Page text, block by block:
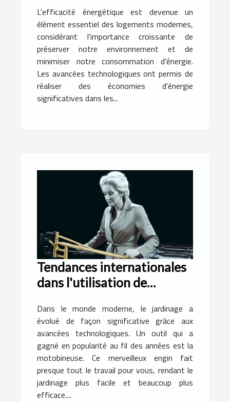
L'efficacité énergétique est devenue un
élément essentiel des logements modernes,
considérant l'importance croissante de
préserver notre environnement et de
minimiser notre consommation d'énergie.
Les avancées technologiques ont permis de
réaliser des économies d'énergie
significatives dans les...
Tendances internationales
dans l'utilisation de
Dans le monde moderne, le jardinage a
évolué de façon significative grâce aux
avancées technologiques. Un outil qui a
gagné en popularité au fil des années est la
motobineuse. Ce merveilleux engin fait
presque tout le travail pour vous, rendant le
jardinage plus facile et beaucoup plus
efficace....